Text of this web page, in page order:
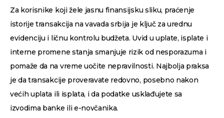
Za korisnike koji žele jasnu finansijsku sliku, praćenje
istorije transakcija na vavada srbija je ključ za urednu
evidenciju i ličnu kontrolu budžeta. Uvid u uplate, isplate i
interne promene stanja smanjuje rizik od nesporazuma i
pomaže da na vreme uočite nepravilnosti. Najbolja praksa
je da transakcije proveravate redovno, posebno nakon
većih uplata ili isplata, i da podatke usklađujete sa
izvodima banke ili e-novčanika.